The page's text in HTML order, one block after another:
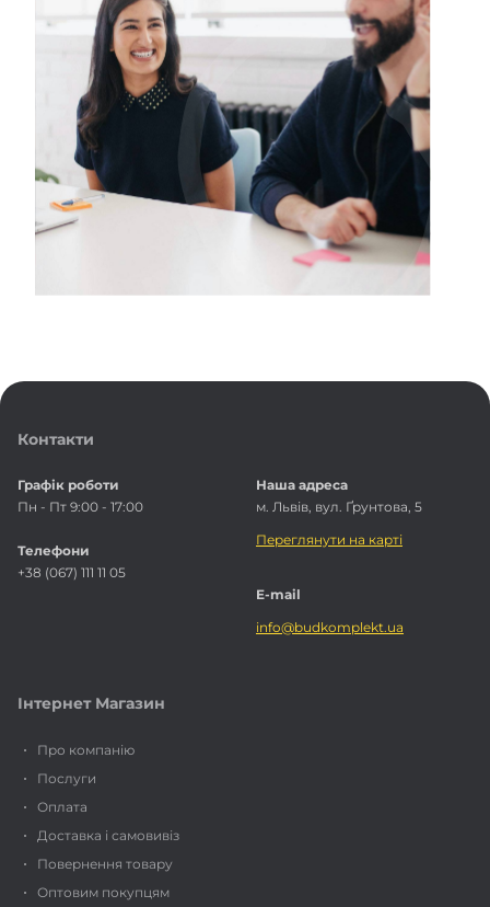
Контакти
Графік роботи
Пн - Пт 9:00 - 17:00
Телефони
+38 (067) 111 11 05
Наша адреса
м. Львів, вул. Ґрунтова, 5
Переглянути на карті
E-mail
info@budkomplekt.ua
Інтернет Магазин
Про компанію
Послуги
Оплата
Доставка і самовивіз
Повернення товару
Оптовим покупцям